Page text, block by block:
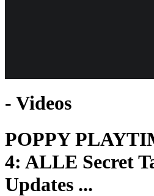
- Videos
POPPY
4: ALLE Secret
Updates ...